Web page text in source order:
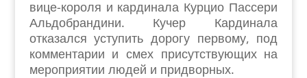
вице-короля и кардинала Курцио Пассери
Альдобрандини. Кучер Кардинала
отказался уступить дорогу первому, под
комментарии и смех присутствующих на
мероприятии людей и придворных.